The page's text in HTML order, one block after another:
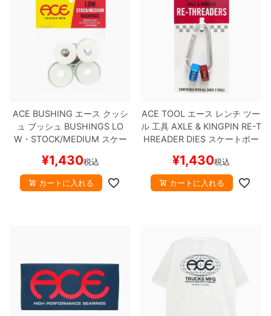
ACE BUSHING エース クッシ
ュ ブッシュ BUSHINGS LO
W・STOCK/MEDIUM スケー
¥1,430税込
カートに入れる
ACE TOOL エース レンチ ツー
ル 工具AXLE & KINGPIN RE-T
HREADER DIESスケートボー
¥1,430税込
カートに入れる